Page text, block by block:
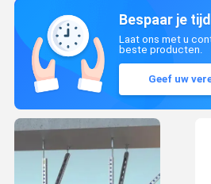
Bespaar je tijd
Laat ons met u
beste producten.
Geef uw